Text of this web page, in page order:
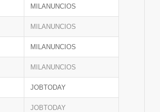
MILANUNCIOS
MILANUNCIOS
MILANUNCIOS
MILANUNCIOS
JOBTODAY
JOBTODAY